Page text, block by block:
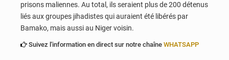
prisons maliennes. Au total, ils seraient plus de 200 détenus
liés aux groupes jihadistes qui auraient été libérés par
Bamako, mais aussi au Niger voisin.
Suivez l'information en direct sur notre chaîne WHATSAPP